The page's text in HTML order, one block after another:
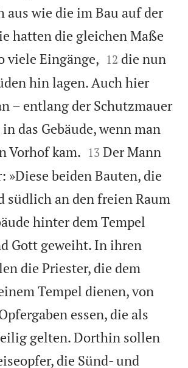
aus wie die im Bau auf der
hatten die gleichen Maße
viele Eingänge, 

12 die nun
hin lagen. Auch hier
– entlang der Schutzmauer
das Gebäude, wenn man
Vorhof kam. 

13 Der Mann
»Diese beiden Bauten, die
südlich an den freien Raum
hinter dem Tempel
Gott geweiht. In ihren
die Priester, die dem
Tempel dienen, von
essen, die als
gelten. Dorthin sollen
die Sünd- und